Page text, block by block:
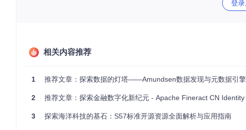
Leaflet：这是一个轻量级的JavaScript库，用于创建交互式地图，为
leaflet.light.js
：通过对OpenStreetMap提供的灯塔特性进行解析，
真实效果。
登
相关内容推荐
1 推荐文章：探索数据的灯塔——Amundsen数据发现与元数据引擎
2 推荐文章：探索金融数字化新纪元 - Apache Fineract CN Identity Manager
3 探索海洋科技的基石：S57标准开源资源全面解析与应用指南